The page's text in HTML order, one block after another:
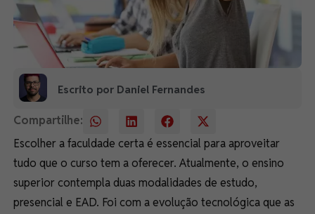
Escrito por Daniel Fernandes
Compartilhe:
Escolher a faculdade certa é essencial para aproveitar
tudo que o curso tem a oferecer. Atualmente, o ensino
superior contempla duas modalidades de estudo,
presencial e EAD. Foi com a evolução tecnológica que as